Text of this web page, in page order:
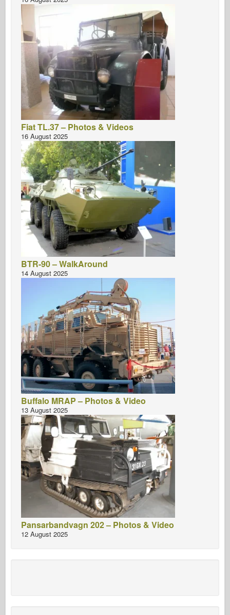
Bronco
Afición cibernética
Dnepromodel
Dragón
Eduard
Modelo E.T.
Moldes finos
Fuerzas de valor
FriulModelo
Hasegawa
Heller
HobbyBoss
Modelos IBG
Icm
Italeri
Leyenda
Modelo Meng
Trompetista
Zvezda
Álbumes-Fotos
Caminar alrededor
Libros
Dvds
Contacto
le Journal
Los kits
Fiat TL.37 – Photos & Videos
16 August 2025
BTR-90 – WalkAround
14 August 2025
Buffalo MRAP – Photos & Video
13 August 2025
Pansarbandvagn 202 – Photos & Video
12 August 2025